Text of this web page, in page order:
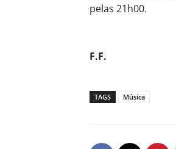
pelas 21h00.
F.F.
TAGS Música